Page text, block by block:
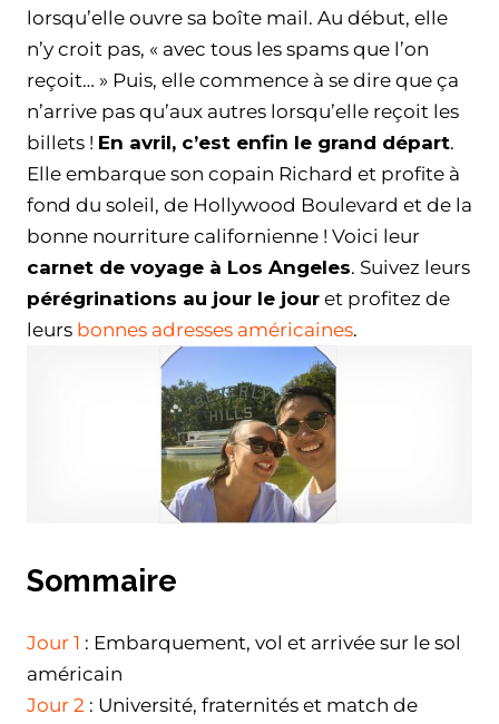
lorsqu’elle ouvre sa boîte mail. Au début, elle
n’y croit pas, « avec tous les spams que l’on
reçoit… » Puis, elle commence à se dire que ça
n’arrive pas qu’aux autres lorsqu’elle reçoit les
billets ! En avril, c’est enfin le grand départ.
Elle embarque son copain Richard et profite à
fond du soleil, de Hollywood Boulevard et de la
bonne nourriture californienne ! Voici leur
carnet de voyage à Los Angeles. Suivez leurs
pérégrinations au jour le jour et profitez de
leurs bonnes adresses américaines.
Sommaire
Jour 1 : Embarquement, vol et arrivée sur le sol
américain
Jour 2 : Université, fraternités et match de